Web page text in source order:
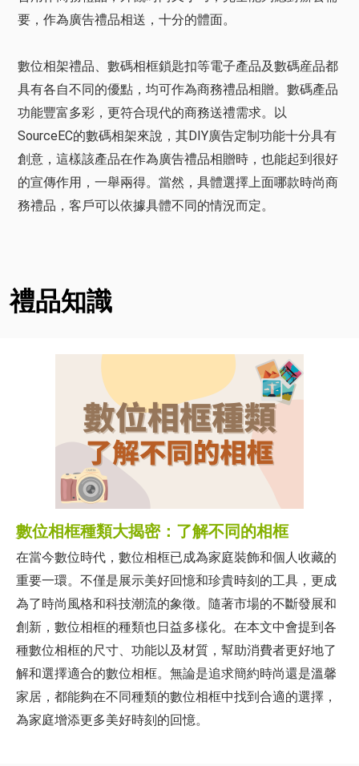
要，作為廣告禮品相送，十分的體面。
數位相架禮品、數碼相框鎖匙扣等電子產品及數碼産品都
具有各自不同的優點，均可作為商務禮品相贈。數碼產品
功能豐富多彩，更符合現代的商務送禮需求。以
SourceEC的數碼相架來說，其DIY廣告定制功能十分具有
創意，這樣該產品在作為廣告禮品相贈時，也能起到很好
的宣傳作用，一舉兩得。當然，具體選擇上面哪款時尚商
務禮品，客戶可以依據具體不同的情況而定。
禮品知識
數位相框種類大揭密：了解不同的相框
在當今數位時代，數位相框已成為家庭裝飾和個人收藏的
重要一環。不僅是展示美好回憶和珍貴時刻的工具，更成
為了時尚風格和科技潮流的象徵。隨著市場的不斷發展和
創新，數位相框的種類也日益多樣化。在本文中會提到各
種數位相框的尺寸、功能以及材質，幫助消費者更好地了
解和選擇適合的數位相框。無論是追求簡約時尚還是溫馨
家居，都能夠在不同種類的數位相框中找到合適的選擇，
為家庭增添更多美好時刻的回憶。